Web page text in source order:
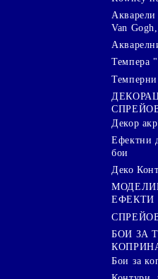
Акварели
Van
Темпера
Декор
Ефектни
бои
Деко
ЕФЕКТИ
БОИ ЗА
Бои за